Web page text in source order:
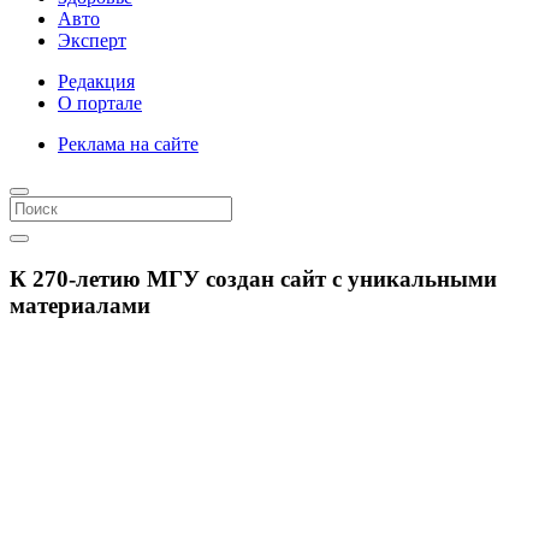
Авто
Эксперт
Редакция
О портале
Реклама на сайте
К 270-летию МГУ создан сайт с уникальными
материалами